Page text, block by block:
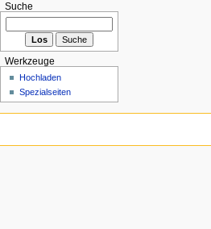
Suche
Werkzeuge
Hochladen
Spezialseiten